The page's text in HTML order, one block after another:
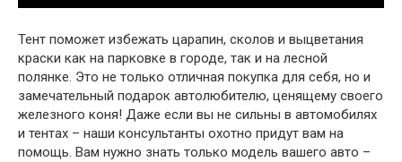
Тент поможет избежать царапин, сколов и выцветания
краски как на парковке в городе, так и на лесной
полянке. Это не только отличная покупка для себя, но и
замечательный подарок автолюбителю, ценящему своего
железного коня! Даже если вы не сильны в автомобилях
и тентах – наши консультанты охотно придут вам на
помощь. Вам нужно знать только модель вашего авто –